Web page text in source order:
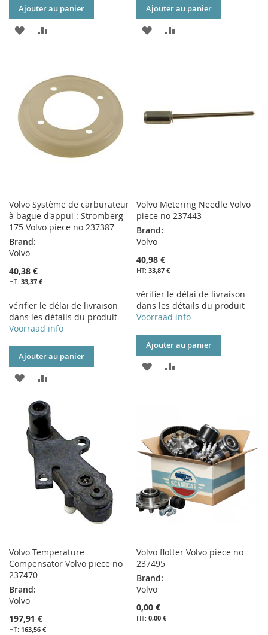
Ajouter au panier
AJOUTER
LISTE
D’ENVIE
Ajouter au panier
AJOUTER
D’ENVIE
Volvo Système de carburateur
à bague d'appui : Stromberg
175 Volvo piece no 237387
Brand:
Volvo
40,38 €
33,37 €
vérifier le délai de livraison
dans les détails du produit
Voorraad info
Ajouter au panier
AJOUTER
MA
LISTE
D’ENVIE
COMPARATEUR
Volvo Metering Needle Volvo
piece no 237443
Brand:
Volvo
40,98 €
33,87 €
vérifier le délai de livraison
dans les détails du produit
Voorraad info
Ajouter au panier
AJOUTER
LISTE
D’ENVIE
Volvo Temperature
Compensator Volvo piece no
237470
Brand:
Volvo
197,91 €
163,56 €
Volvo flotter Volvo piece no
237495
Brand:
Volvo
0,00 €
0,00 €